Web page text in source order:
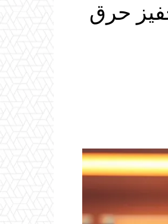
حرق